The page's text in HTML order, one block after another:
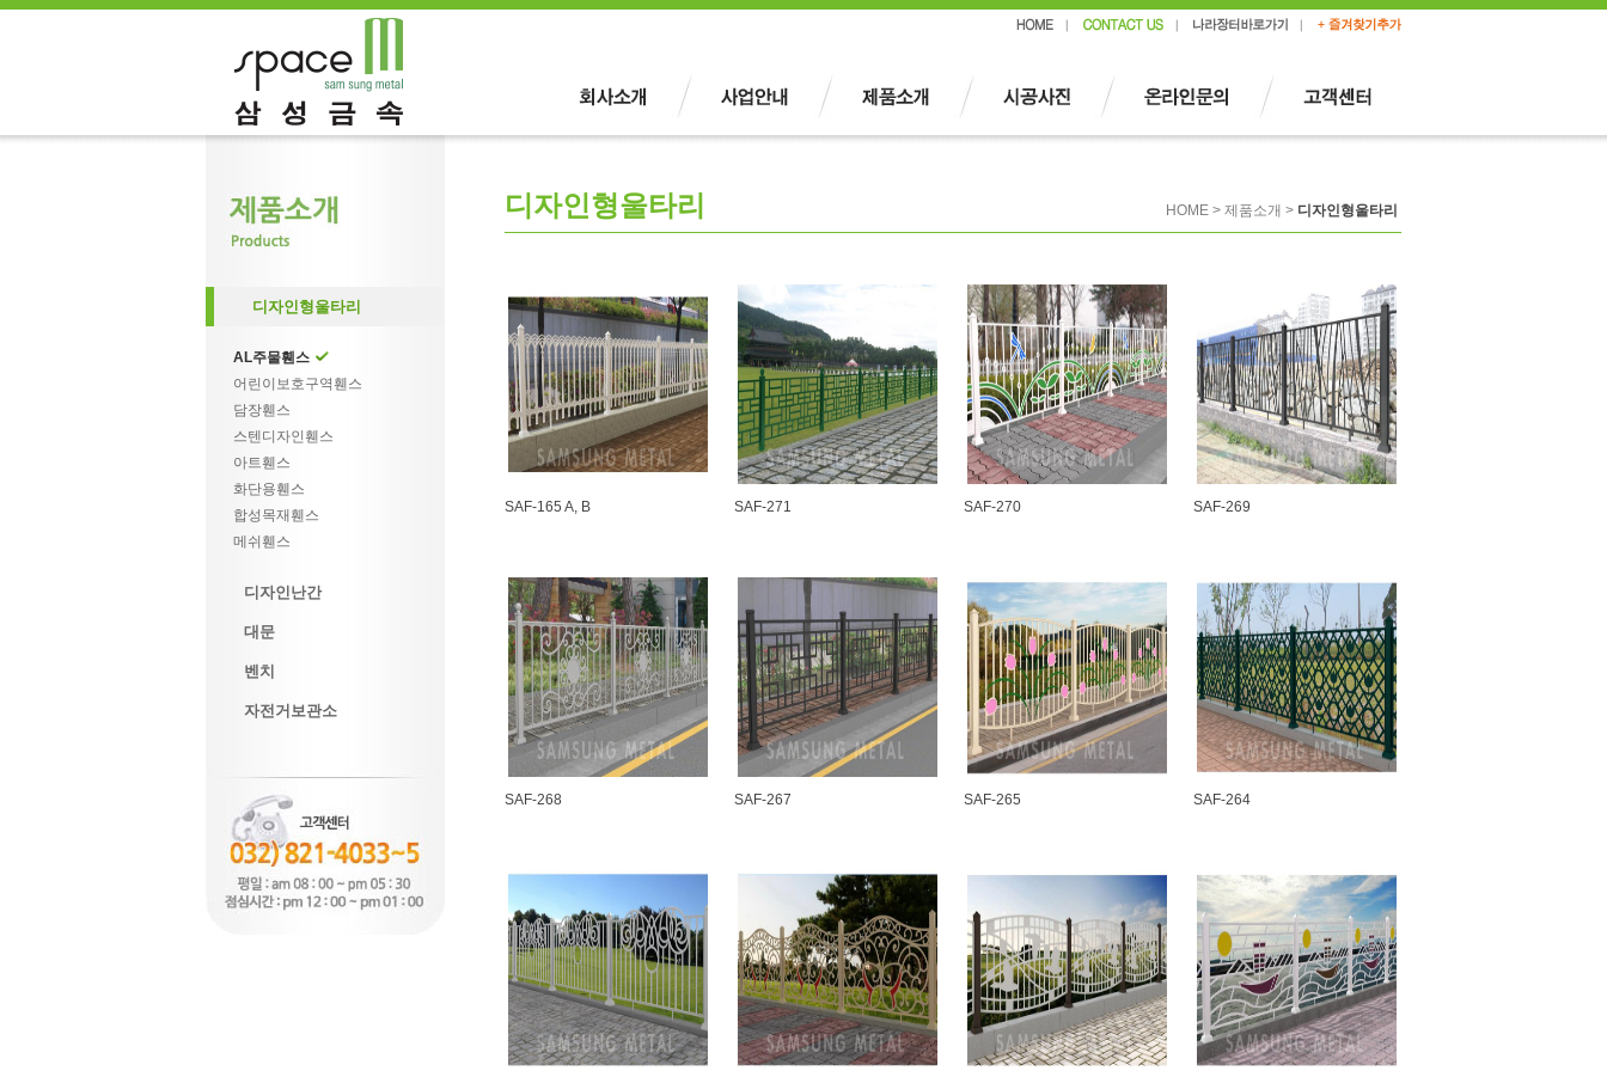
디자인형울타리
AL주물휀스
어린이보호구역휀스
담장휀스
스텐디자인휀스
아트휀스
화단용휀스
합성목재휀스
메쉬휀스
디자인난간
대문
벤치
자전거보관소
HOME > 제품소개 > 디자인형울타리
디자인형울타리
SAF-165 A, B SAF-271 SAF-270 SAF-269
SAF-268 SAF-267 SAF-265 SAF-264